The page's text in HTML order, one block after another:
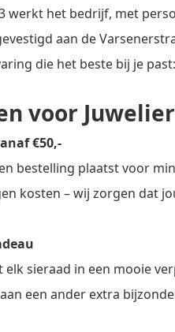
werkt het bedrijf, met
aan de
die het beste bij je
voor
€50,-
bestelling plaatst voor
kosten – wij zorgen dat
sieraad in een mooie
een ander extra